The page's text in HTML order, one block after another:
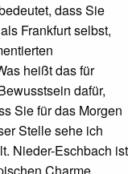
dass Sie
Frankfurt selbst,
heißt das für
dafür,
Sie für das Morgen
Stelle sehe ich
Nieder-Eschbach ist